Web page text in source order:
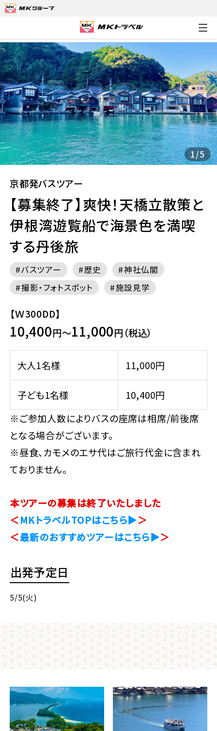
京都発バスツアー 【募集終了】爽快！天橋立
1/5
京都発バスツアー
【募集終了】爽快！天橋立散策と
伊根湾遊覧船で海景色を満喫
する丹後旅
バスツアー 歴史
神社仏閣
撮影・フォトスポット
施設見学
【Ｗ300DD】
10,400円～11,000円（税込）
大人1名様 11,000円
子ども1名様
10,400円
※ご参加人数によりバスの座席は相席/前後席
となる場合がございます。
※昼食、カモメのエサ代はご旅行代金に含まれ
ておりません。
本ツアーの募集は終了いたしました
＜MKトラベルTOPはこちら▶＞
＜最新のおすすめツアーはこちら▶＞
出発予定日
5/5(火)